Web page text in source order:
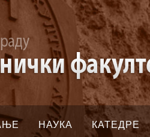
НАУКА КАТЕДРЕ